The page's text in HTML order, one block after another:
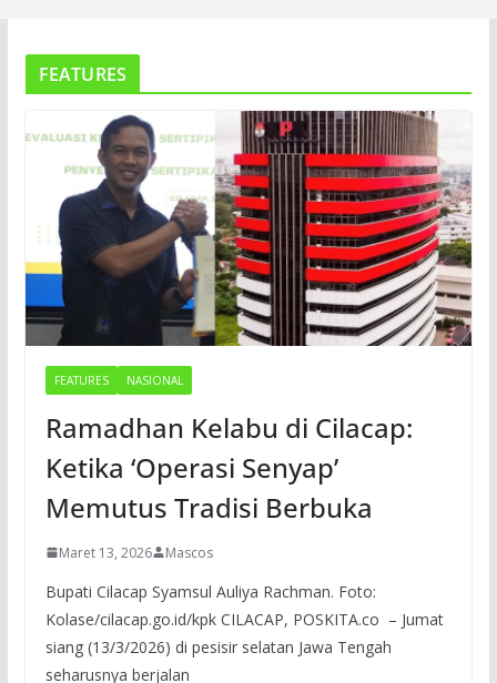
FEATURES
FEATURES NASIONAL
Ramadhan Kelabu di Cilacap:
Ketika ‘Operasi Senyap’
Memutus Tradisi Berbuka
Maret 13, 2026 Mascos
Bupati Cilacap Syamsul Auliya Rachman. Foto:
Kolase/cilacap.go.id/kpk CILACAP, POSKITA.co – Jumat
siang (13/3/2026) di pesisir selatan Jawa Tengah
seharusnya berjalan